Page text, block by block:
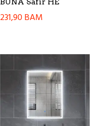
231,90BAM